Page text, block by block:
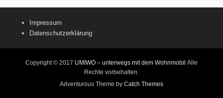
Impressum
Datenschutzerklärung
Copyright © 2017 UMIWO – unterwegs mit dem Wohnmobil Alle
Rechte vorbehalten.
Adventurous Theme by Catch Themes